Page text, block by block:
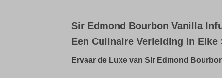
Sir Edmond Bourbon Vanilla
Een Culinaire Verleiding in Elke
Ervaar de Luxe van Sir Edmond